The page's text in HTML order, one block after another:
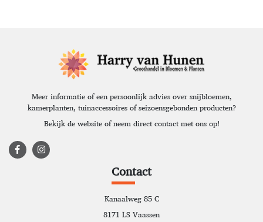
Meer informatie of een persoonlijk advies over snijbloemen,
kamerplanten, tuinaccessoires of seizoensgebonden producten?
Bekijk de website of neem direct contact met ons op!
Contact
Kanaalweg 85 C
8171 LS Vaassen